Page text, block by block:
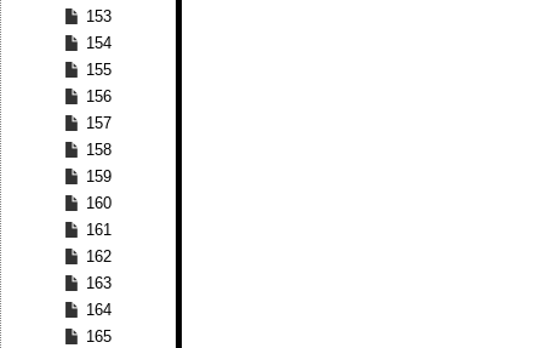
153
154
155
156
157
158
159
160
161
162
163
164
165